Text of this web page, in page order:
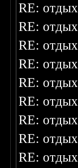
RE:
RE:
RE:
RE:
RE:
RE:
RE:
RE:
RE: